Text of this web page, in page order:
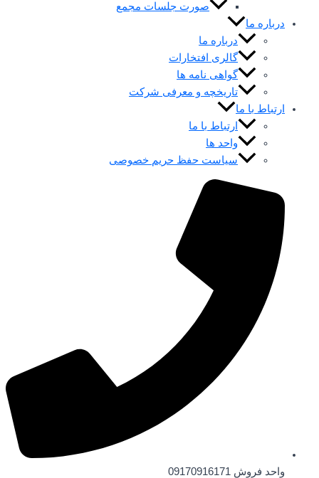
صورت جلسات مجمع
درباره ما
درباره ما
گالری افتخارات
گواهی نامه ها
تاریخچه و معرفی شرکت
ارتباط با ما
ارتباط با ما
واحد ها
سیاست حفظ حریم خصوصی
واحد فروش 09170916171